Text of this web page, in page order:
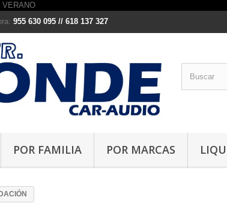
955 630 095 // 618 137 327
POR FAMILIA POR MARCAS